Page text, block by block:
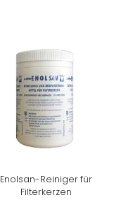
Enolsan-Reiniger für
Filterkerzen